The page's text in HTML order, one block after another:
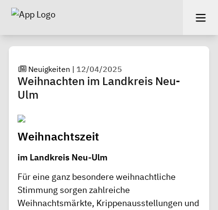
Neuigkeiten | 12/04/2025
Weihnachten im Landkreis Neu-
Ulm
Weihnachtszeit
im Landkreis Neu-Ulm
Für eine ganz besondere weihnachtliche
Stimmung sorgen zahlreiche
Weihnachtsmärkte, Krippenausstellungen und